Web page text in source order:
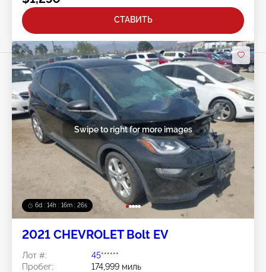
СТАВИТЬ
6d : 14h : 16m : 23s
Swipe to right for more images
2021 CHEVROLET Bolt EV
Лот #:
45******
Пробег:
174,999 миль